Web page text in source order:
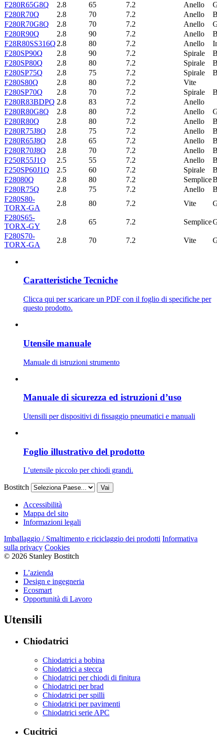
F280R65G8Q 2.8 65 7.2 Anello
F280R70Q
2.8 70 7.2 Anello
F280R70G8Q
2.8 70 7.2 Anello
F280R90Q
2.8 90 7.2 Anello
F28R80SS316Q 2.8 80 7.2 Anello
F280SP90Q
2.8 90 7.2 Spirale
F280SP80Q
2.8 80 7.2 Spirale
F280SP75Q
2.8 75 7.2 Spirale
F280S80Q
2.8 80 7.2
Vite
F280SP70Q
2.8 70 7.2 Spirale
F280R83BDPQ 2.8 83 7.2
Anello
F280R80G8Q
2.8 80 7.2 Anello
F280R80Q
2.8 80 7.2 Anello
F280R75J8Q
2.8 75 7.2 Anello
F280R65J8Q
2.8 65 7.2 Anello
F280R70J8Q
2.8 70 7.2 Anello
F250R55J1Q
2.5 55 7.2 Anello
F250SP60J1Q
2.5 60 7.2 Spirale
F28080Q
2.8 80 7.2 Semplice
F280R75Q
2.8 75 7.2 Anello
F280S80-
TORX-GA
2.8 80 7.2 Vite
F280S65-
TORX-GY
2.8 65 7.2 Semplice
F280S70-
TORX-GA
2.8 70 7.2 Vite
Caratteristiche Tecniche
Clicca qui per scaricare un PDF con il foglio di specifiche per
questo prodotto.
Utensile manuale
Manuale di istruzioni strumento
Manuale di sicurezza ed istruzioni d’uso
Utensili per dispositivi di fissaggio pneumatici e manuali
Foglio illustrativo del prodotto
L’utensile piccolo per chiodi grandi.
Bostitch Vai
Accessibilità
Mappa del sito
Informazioni legali
Imballaggio / Smaltimento e riciclaggio dei prodotti Informativa
sulla privacy Cookies
© 2026 Stanley Bostitch
L’azienda
Design e ingegneria
Ecosmart
Opportunità di Lavoro
Utensili
Chiodatrici
Chiodatrici a bobina
Chiodatrici a stecca
Chiodatrici per chiodi di finitura
Chiodatrici per brad
Chiodatrici per spilli
Chiodatrici per pavimenti
Chiodatrici serie APC
Cucitrici